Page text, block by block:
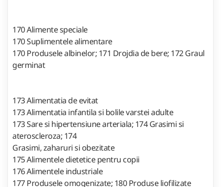
170 Alimente speciale
170 Suplimentele alimentare
170 Produsele albinelor; 171 Drojdia de bere; 172 Graul
germinat
173 Alimentatia de evitat
173 Alimentatia infantila si bolile varstei adulte
173 Sare si hipertensiune arteriala; 174 Grasimi si
ateroscleroza; 174
Grasimi, zaharuri si obezitate
175 Alimentele dietetice pentru copii
176 Alimentele industriale
177 Produsele omogenizate; 180 Produse liofilizate